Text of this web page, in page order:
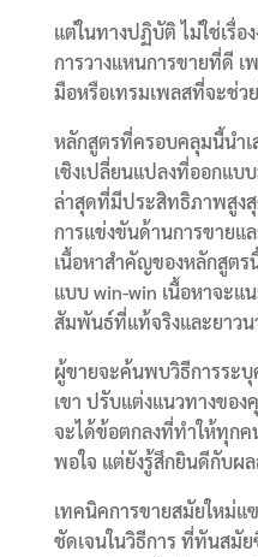
แต่ในทางปฏิบัติ ไม่ใช่เรื่อ
การวางแหนการขายที่ดี เ
มือหรือเทรมเพลสที่จะช่ว
หลักสูตรที่ครอบคลุมนี้นำเ
เชิงเปลี่ยนแปลงที่ออกแบ
ล่าสุดที่มีประสิทธิภาพสูงสุ
การแข่งขันด้านการขายแ
เนื้อหาสำคัญของหลักสูต
แบบ win-win เนื้อหาจะแ
สัมพันธ์ที่แท้จริงและยาว
ผู้ขายจะค้นพบวิธีการระบุ
เขา ปรับแต่งแนวทางขอ
จะได้ข้อตกลงที่ทำให้ทุกค
พอใจ แต่ยังรู้สึกยินดีกับผ
เทคนิคการขายสมัยใหม่แ
ชัดเจนในวิธีการ ที่ทันสมั